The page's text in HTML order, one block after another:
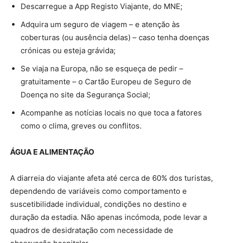
Descarregue a App Registo Viajante, do MNE;
Adquira um seguro de viagem – e atenção às
coberturas (ou ausência delas) – caso tenha doenças
crónicas ou esteja grávida;
Se viaja na Europa, não se esqueça de pedir –
gratuitamente – o Cartão Europeu de Seguro de
Doença no site da Segurança Social;
Acompanhe as notícias locais no que toca a fatores
como o clima, greves ou conflitos.
ÁGUA E ALIMENTAÇÃO
A diarreia do viajante afeta até cerca de 60% dos turistas,
dependendo de variáveis como comportamento e
suscetibilidade individual, condições no destino e
duração da estadia. Não apenas incómoda, pode levar a
quadros de desidratação com necessidade de